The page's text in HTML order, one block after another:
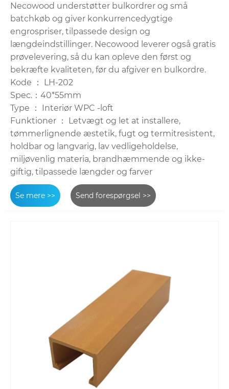
Necowood understøtter bulkordrer og små
batchkøb og giver konkurrencedygtige
engrospriser, tilpassede design og
længdeindstillinger. Necowood leverer også gratis
prøvelevering, så du kan opleve den først og
bekræfte kvaliteten, før du afgiver en bulkordre.
Kode ： LH-202
Spec.：40*55mm
Type ： Interiør WPC -loft
Funktioner ： Letvægt og let at installere,
tømmerlignende æstetik, fugt og termitresistent,
holdbar og langvarig, lav vedligeholdelse,
miljøvenlig materia, brandhæmmende og ikke-
giftig, tilpassede længder og farver
Se mere >> Send forespørgsel >>